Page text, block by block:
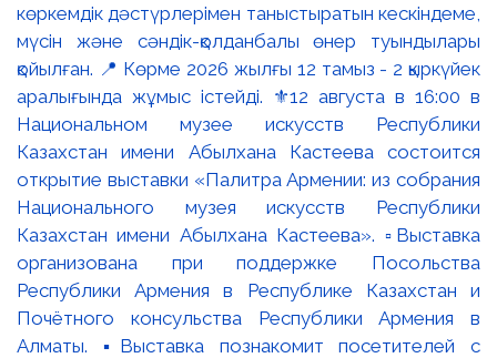
көркемдік дәстүрлерімен таныстыратын кескіндеме,
мүсін және сәндік-қолданбалы өнер туындылары
қойылған. 📍 Көрме 2026 жылғы 12 тамыз - 2 қыркүйек
аралығында жұмыс істейді. ⚜️12 августа в 16:00 в
Национальном музее искусств Республики
Казахстан имени Абылхана Кастеева состоится
открытие выставки «Палитра Армении: из собрания
Национального музея искусств Республики
Казахстан имени Абылхана Кастеева». ▫️Выставка
организована при поддержке Посольства
Республики Армения в Республике Казахстан и
Почётного консульства Республики Армения в
Алматы. ▪️Выставка познакомит посетителей с